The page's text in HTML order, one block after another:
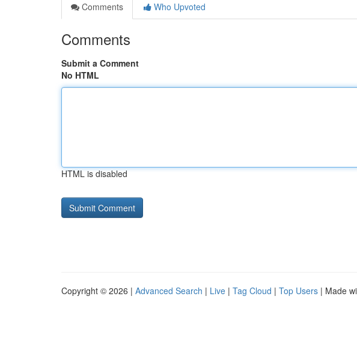
Comments
Who Upvoted
Comments
Submit a Comment
No HTML
HTML is disabled
Copyright © 2026 | Advanced Search | Live | Tag Cloud | Top Users | Made